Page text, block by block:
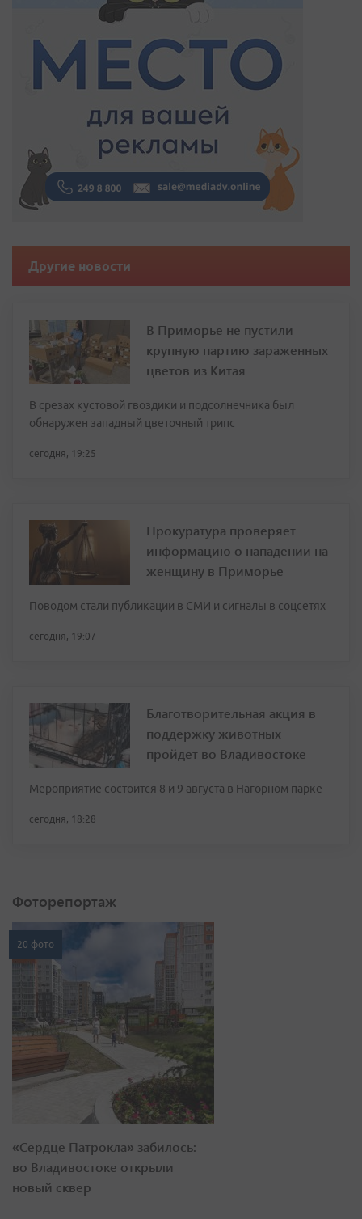
Другие новости
В Приморье не пустили
крупную партию зараженных
цветов из Китая
В срезах кустовой гвоздики и подсолнечника был
обнаружен западный цветочный трипс
сегодня, 19:25
Прокуратура проверяет
информацию о нападении на
женщину в Приморье
Поводом стали публикации в СМИ и сигналы в соцсетях
сегодня, 19:07
Благотворительная акция в
поддержку животных
пройдет во Владивостоке
Мероприятие состоится 8 и 9 августа в Нагорном парке
сегодня, 18:28
Фоторепортаж
20 фото
«Сердце Патрокла» забилось:
во Владивостоке открыли
новый сквер